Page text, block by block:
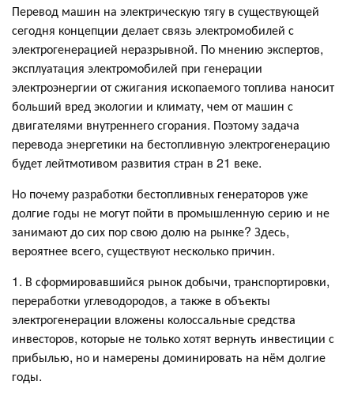
Перевод машин на электрическую тягу в существующей
сегодня концепции делает связь электромобилей с
электрогенерацией неразрывной. По мнению экспертов,
эксплуатация электромобилей при генерации
электроэнергии от сжигания ископаемого топлива наносит
больший вред экологии и климату, чем от машин с
двигателями внутреннего сгорания. Поэтому задача
перевода энергетики на бестопливную электрогенерацию
будет лейтмотивом развития стран в 21 веке.
Но почему разработки бестопливных генераторов уже
долгие годы не могут пойти в промышленную серию и не
занимают до сих пор свою долю на рынке? Здесь,
вероятнее всего, существуют несколько причин.
1. В сформировавшийся рынок добычи, транспортировки,
переработки углеводородов, а также в объекты
электрогенерации вложены колоссальные средства
инвесторов, которые не только хотят вернуть инвестиции с
прибылью, но и намерены доминировать на нём долгие
годы.